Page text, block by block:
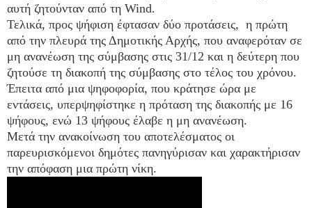
αυτή ζητούνταν από τη Wind.
Τελικά, προς ψήφιση έφτασαν δύο προτάσεις, η πρώτη
από την πλευρά της Δημοτικής Αρχής, που αναφερόταν σε
μη ανανέωση της σύμβασης στις 31/12 και η δεύτερη που
ζητούσε τη διακοπή της σύμβασης στο τέλος του χρόνου.
Έπειτα από μια ψηφοφορία, που κράτησε ώρα με
εντάσεις, υπερψηφίστηκε η πρόταση της διακοπής με 16
ψήφους, ενώ 13 ψήφους έλαβε η μη ανανέωση.
Μετά την ανακοίνωση του αποτελέσματος οι
παρευρισκόμενοι δημότες πανηγύρισαν και χαρακτήρισαν
την απόφαση μια πρώτη νίκη.